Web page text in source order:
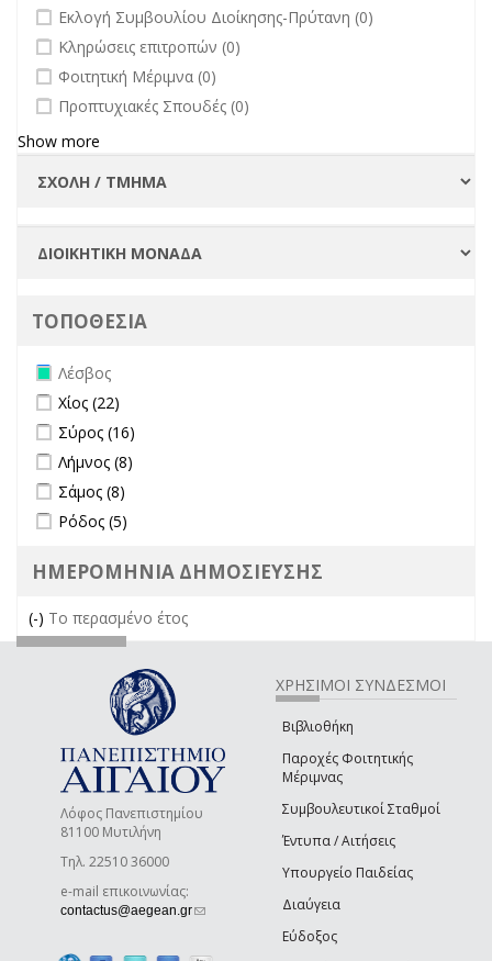
undefined
Εκλογή Συμβουλίου Διοίκησης-Πρύτανη (0)
undefined
Κληρώσεις επιτροπών (0)
undefined
Φοιτητική Μέριμνα (0)
undefined
Προπτυχιακές Σπουδές (0)
Show more
ΤΟΠΟΘΕΣΙΑ
Remove Λέσβος filter
Λέσβος
Apply Χίος filter
Χίος (22)
Apply Σύρος filter
Σύρος (16)
Apply Λήμνος filter
Λήμνος (8)
Apply Σάμος filter
Σάμος (8)
Apply Ρόδος filter
Ρόδος (5)
ΗΜΕΡΟΜΗΝΙΑ ΔΗΜΟΣΙΕΥΣΗΣ
(-) Remove Το περασμένο έτος filter
Το περασμένο έτος
Λόφος Πανεπιστημίου
81100 Μυτιλήνη
Τηλ. 22510 36000
e-mail επικοινωνίας:
contactus@aegean.gr(link sends e-mail)
ΧΡΗΣΙΜΟΙ ΣΥΝΔΕΣΜΟΙ
Βιβλιοθήκη
Παροχές Φοιτητικής
Μέριμνας
Συμβουλευτικοί Σταθμοί
Έντυπα / Αιτήσεις
Υπουργείο Παιδείας
Διαύγεια
Εύδοξος